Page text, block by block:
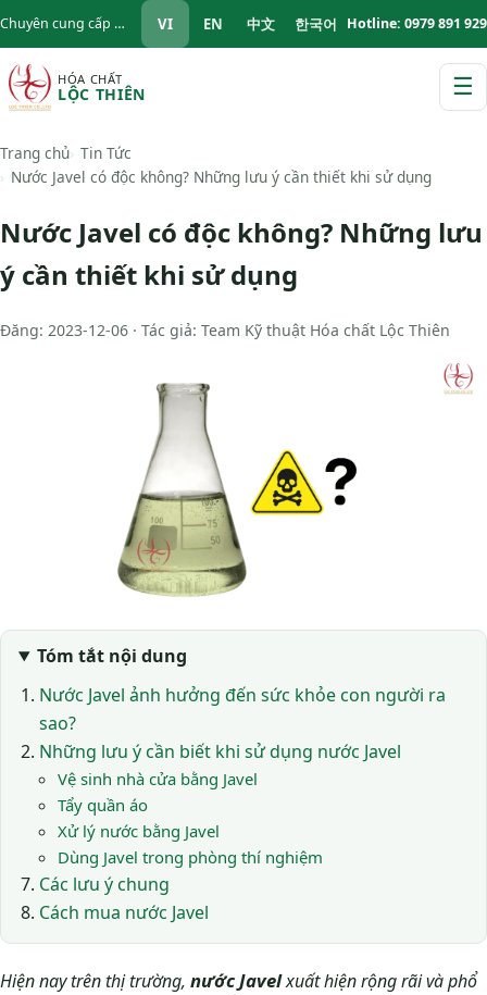
Chuyên cung cấp hóa chất công nghiệp B2B — giao KCN toàn quốc VI EN 中文 한국어 Hotline: 0979 891 929
HÓA CHẤT
LỘC THIÊN ☰
Trang chủ Tin Tức
Nước Javel có độc không? Những lưu ý cần thiết khi sử dụng
Nước Javel có độc không? Những lưu
ý cần thiết khi sử dụng
Đăng: 2023-12-06 · Tác giả: Team Kỹ thuật Hóa chất Lộc Thiên
Tóm tắt nội dung
Nước Javel ảnh hưởng đến sức khỏe con người ra
sao?
Những lưu ý cần biết khi sử dụng nước Javel
Vệ sinh nhà cửa bằng Javel
Tẩy quần áo
Xử lý nước bằng Javel
Dùng Javel trong phòng thí nghiệm
Các lưu ý chung
Cách mua nước Javel
Hiện nay trên thị trường, nước Javelxuất hiện rộng rãi và phổ